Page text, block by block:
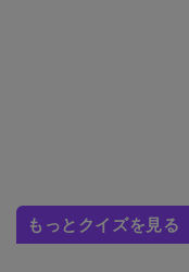
もっとクイズを見る